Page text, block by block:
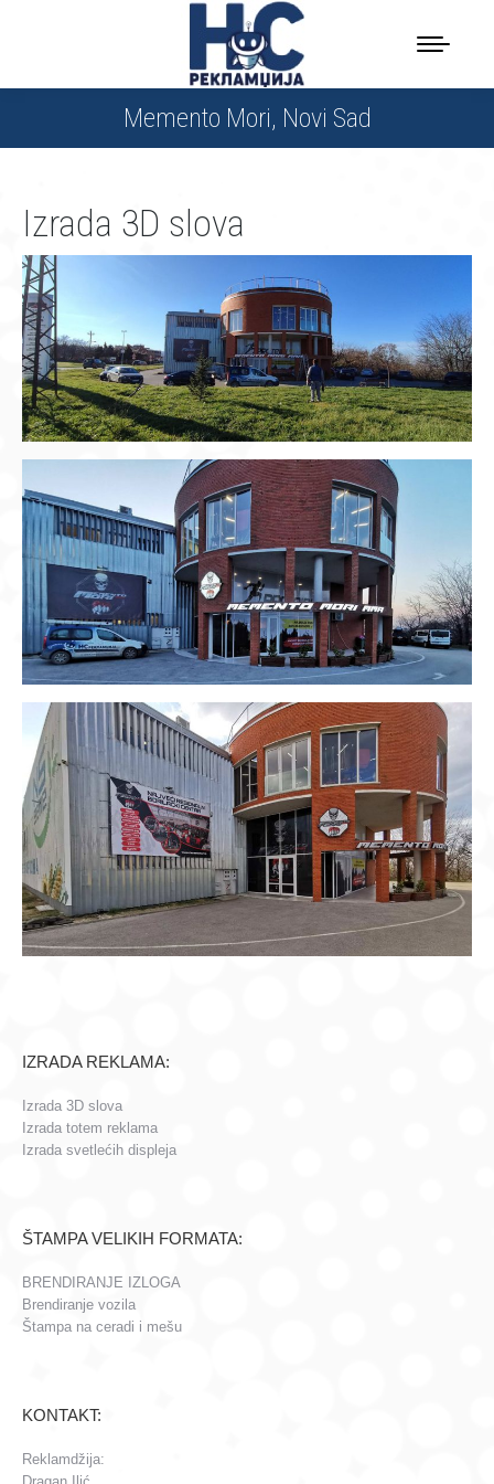
Memento Mori, Novi Sad
Izrada 3D slova
IZRADA REKLAMA:
Izrada 3D slova
Izrada totem reklama
Izrada svetlećih displeja
ŠTAMPA VELIKIH FORMATA:
BRENDIRANJE IZLOGA
Brendiranje vozila
Štampa na ceradi i mešu
KONTAKT:
Reklamdžija: